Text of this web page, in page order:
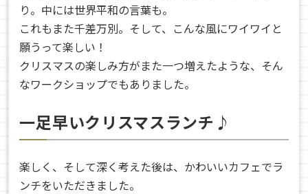
り。中には世界平和の言葉も。
これもまた千差万別。そして、こんな風にワイワイと
願うって楽しい！
クリスマスの楽しみ方がまた一つ増えたような、そん
なワークショップでもありました。
一足早いクリスマスランチ♪
楽しく、そして深く考えた後は、かわいいカフェでラ
ンチをいただきました。